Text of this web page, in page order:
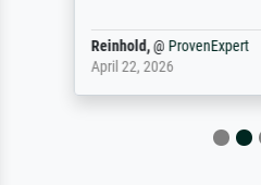
Reinhold,@ ProvenExpert
April 22, 2026